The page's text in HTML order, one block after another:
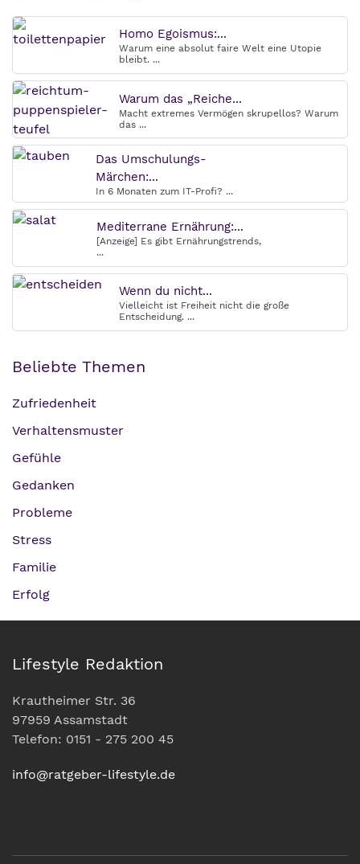
Homo Egoismus:...
Warum eine absolut faire Welt eine Utopie
bleibt. ...
Warum das „Reiche...
Macht extremes Vermögen skrupellos? Warum
das ...
Das Umschulungs-
Märchen:...
In 6 Monaten zum IT-Profi? ...
Mediterrane Ernährung:...
[Anzeige] Es gibt Ernährungstrends,
...
Wenn du nicht...
Vielleicht ist Freiheit nicht die große
Entscheidung. ...
Beliebte Themen
Zufriedenheit
Verhaltensmuster
Gefühle
Gedanken
Probleme
Stress
Familie
Erfolg
Lifestyle Redaktion
Krautheimer Str. 36
97959 Assamstadt
Telefon: 0151 - 275 200 45
info@ratgeber-lifestyle.de